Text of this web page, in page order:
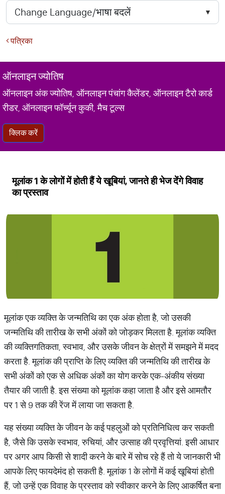
पत्रिका
ऑनलाइन ज्योतिष
ऑनलाइन अंक ज्योतिष, ऑनलाइन पंचांग कैलेंडर, ऑनलाइन टैरो कार्ड
रीडर, ऑनलाइन फॉर्च्यून कुकी, मैच टूल्स
क्लिक करें
मूलांक 1 के लोगों में होती हैं ये खूबियां, जानते ही भेज देंगे विवाह
का प्रस्ताव
मूलांक एक व्यक्ति के जन्मतिथि का एक अंक होता है, जो उसकी
जन्मतिथि की तारीख के सभी अंकों को जोड़कर मिलता है. मूलांक व्यक्ति
की व्यक्तिगतिकता, स्वभाव, और उसके जीवन के क्षेत्रों में समझने में मदद
करता है. मूलांक की प्राप्ति के लिए व्यक्ति की जन्मतिथि की तारीख के
सभी अंकों को एक से अधिक अंकों का योग करके एक-अंकीय संख्या
तैयार की जाती है. इस संख्या को मूलांक कहा जाता है और इसे आमतौर
पर 1 से 9 तक की रेंज में लाया जा सकता है.
यह संख्या व्यक्ति के जीवन के कई पहलुओं को प्रतिनिधित्व कर सकती
है, जैसे कि उसके स्वभाव, रुचियां, और उत्साह की प्रवृत्तियां. इसी आधार
पर अगर आप किसी से शादी करने के बारे में सोच रहे हैं तो ये जानकारी भी
आपके लिए फायदेमंद हो सकती है. मूलांक 1 के लोगों में कई खूबियां होती
हैं, जो उन्हें एक विवाह के प्रस्ताव को स्वीकार करने के लिए आकर्षित बना